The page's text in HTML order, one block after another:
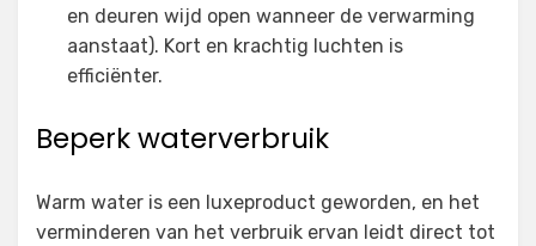
en deuren wijd open wanneer de verwarming
aanstaat). Kort en krachtig luchten is
efficiënter.
Beperk waterverbruik
Warm water is een luxeproduct geworden, en het
verminderen van het verbruik ervan leidt direct tot